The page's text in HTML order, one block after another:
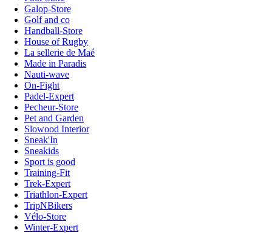
Galop-Store
Golf and co
Handball-Store
House of Rugby
La sellerie de Maé
Made in Paradis
Nauti-wave
On-Fight
Padel-Expert
Pecheur-Store
Pet and Garden
Slowood Interior
Sneak'In
Sneakids
Sport is good
Training-Fit
Trek-Expert
Triathlon-Expert
TripNBikers
Vélo-Store
Winter-Expert